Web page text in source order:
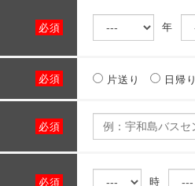
必須 年
必須 片送り 日帰り
必須
必須 時